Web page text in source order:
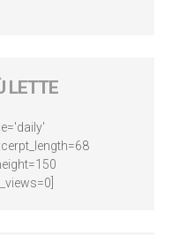
LETTE